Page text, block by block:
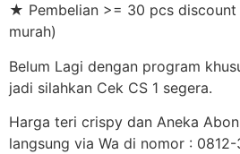
★ Pembelian >= 30 pcs discount
murah)
Belum Lagi dengan program
jadi silahkan Cek CS 1 segera.
Harga teri crispy dan Aneka
langsung via Wa di nomor :